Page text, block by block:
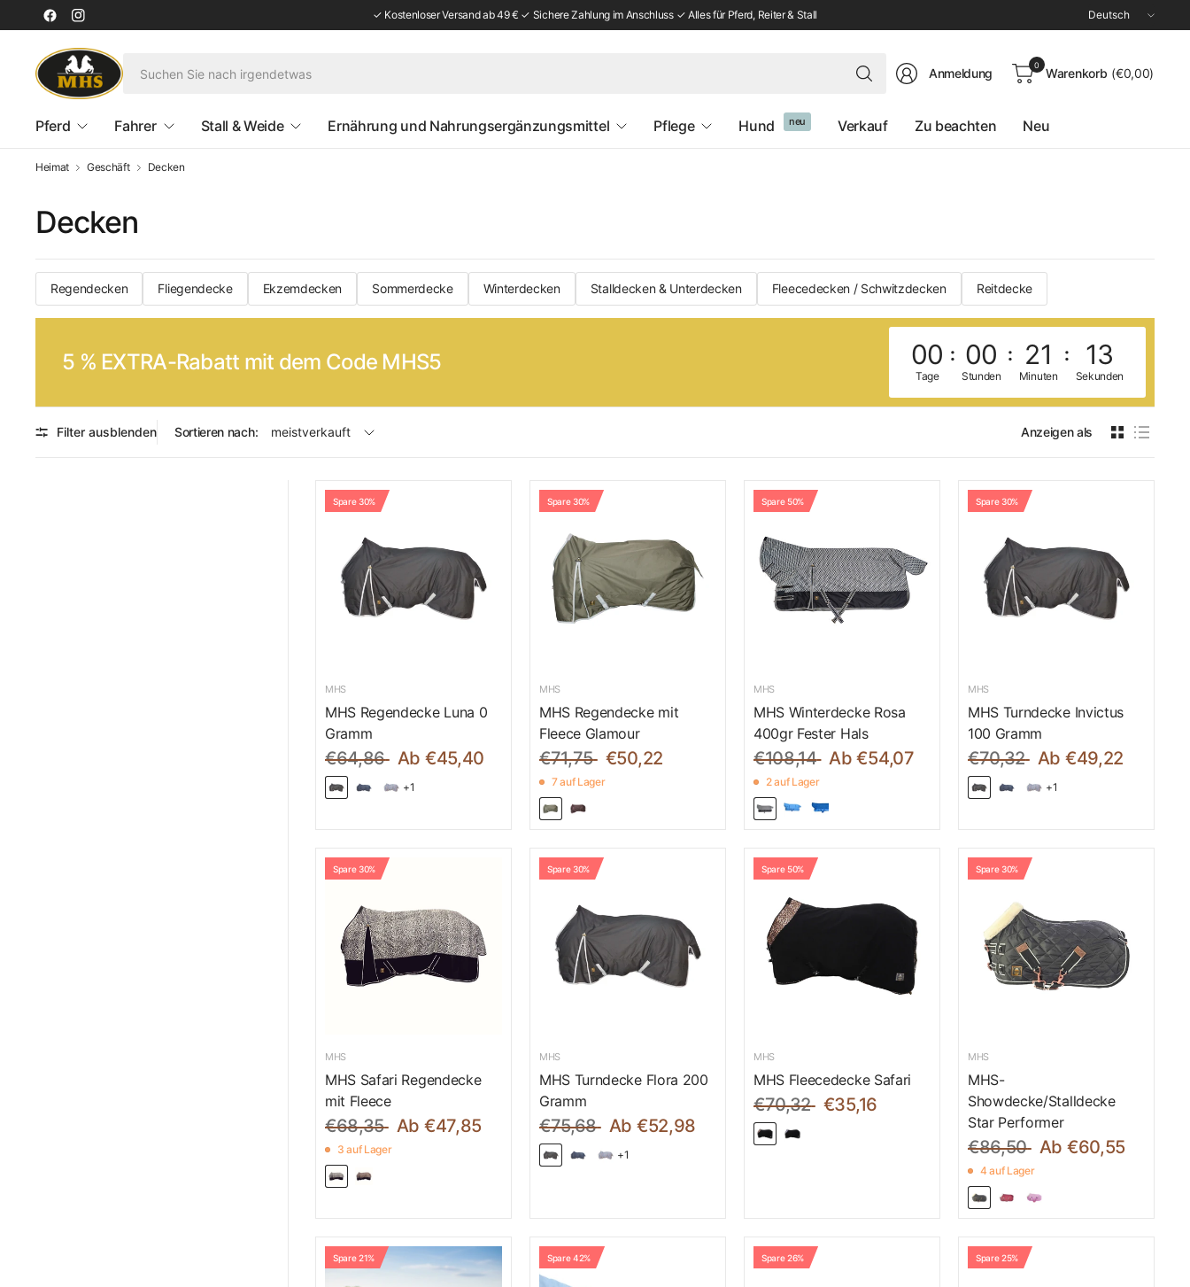
✓ Kostenloser Versand ab 49 € ✓ Sichere Zahlung im Anschluss ✓ Alles für Pferd, Reiter & Stall
Land/Region
aktualisieren
Suchen
Sie
irgendetwas
Anmeldung
0
Warenkorb (€0,00)
Pferd Fahrer Stall & Weide Ernährung und Nahrungsergänzungsmittel Pflege Hund neu Verkauf Zu beachten Neu
Heimat Geschäft Decken
Decken
Regendecken Fliegendecke Ekzemdecken Sommerdecke Winterdecken Stalldecken & Unterdecken Fleecedecken / Schwitzdecken Reitdecke
5 % EXTRA-Rabatt mit dem Code MHS5 00
Tage
00
Stunden
21
Minuten
12
Sekunden
Filter ausblenden Sortieren nach: Anzeigen als
Spare 30%
MHS
MHS Regendecke Luna 0
Gramm
€64,86 Ab €45,40
+1
Spare 30%
MHS
MHS Regendecke mit
Fleece Glamour
€71,75 €50,22
7 auf Lager
Spare 50%
MHS
MHS Winterdecke Rosa
400gr Fester Hals
€108,14 Ab €54,07
2 auf Lager
Spare 30%
MHS
MHS Turndecke Invictus
100 Gramm
€70,32 Ab €49,22
+1
Spare 30%
MHS
MHS Safari Regendecke
mit Fleece
€68,35 Ab €47,85
3 auf Lager
Spare 30%
MHS
MHS Turndecke Flora 200
Gramm
€75,68 Ab €52,98
+1
Spare 50%
MHS
MHS Fleecedecke Safari
€70,32 €35,16
Spare 30%
MHS
MHS-
Showdecke/Stalldecke
Star Performer
€86,50 Ab €60,55
4 auf Lager
Spare 21% Spare 42% Spare 26% Spare 25%